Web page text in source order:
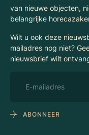
van nieuwe objecten,
belangrijke
Wilt u ook deze
mailadres nog niet?
nieuwsbrief wilt
ABONNEER